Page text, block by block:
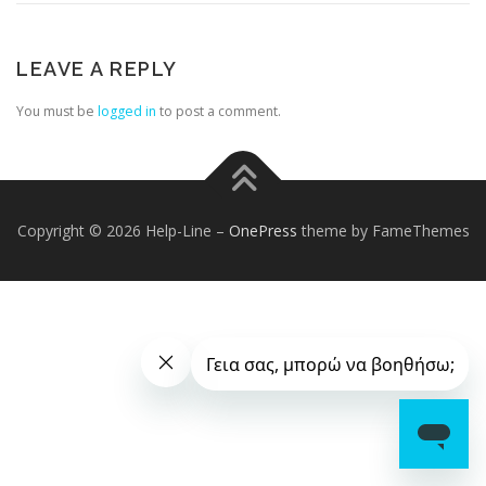
LEAVE A REPLY
You must be logged in to post a comment.
Copyright © 2026 Help-Line – OnePress theme by FameThemes